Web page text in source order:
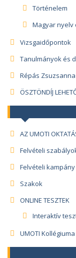
Történelem
Magyar nyelv
Vizsgaidőpontok
Tanulmányok és
Répás
ÖSZTÖNDÍJ
AZ UMOTI
Felvételi
Felvételi
Szakok
ONLINE TESZTEK
Interaktív
UMOTI Kollégiuma